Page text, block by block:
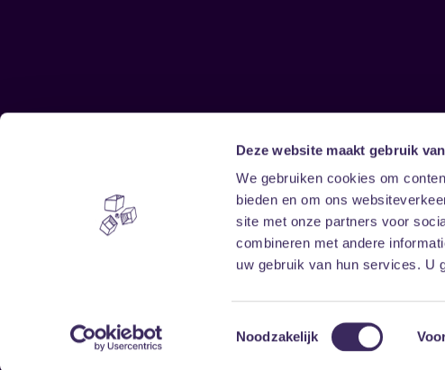
Deze website maakt gebruik
We gebruiken cookies om
bieden en om ons
site met onze partners voor
combineren met andere
uw gebruik van hun services. U
Toestemmingsselectie
Noodzakelijk
Home
Vrijwilligers
Disclaimer
Toegankelijkheid
Privacy & cookies